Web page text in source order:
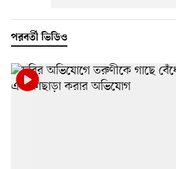
পরবর্তী ভিডিও